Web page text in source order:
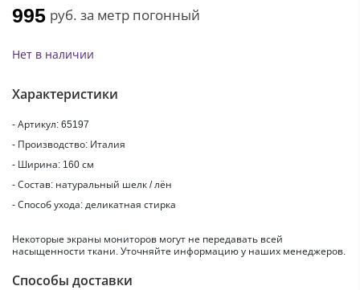
995 руб. за метр погонный
Нет в наличии
Характеристики
- Артикул: 65197
- Производство: Италия
- Ширина: 160 см
- Состав: натуральный шелк / лён
- Способ ухода: деликатная стирка
Некоторые экраны мониторов могут не передавать всей
насыщенности ткани. Уточняйте информацию у наших менеджеров.
Способы доставки